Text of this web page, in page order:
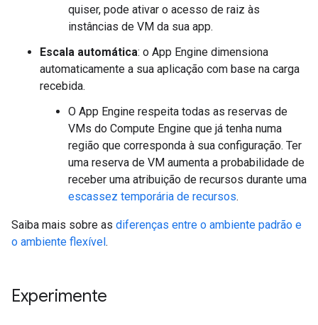
quiser, pode ativar o acesso de raiz às
instâncias de VM da sua app.
Escala automática: o App Engine dimensiona
automaticamente a sua aplicação com base na carga
recebida.
O App Engine respeita todas as reservas de
VMs do Compute Engine que já tenha numa
região que corresponda à sua configuração. Ter
uma reserva de VM aumenta a probabilidade de
receber uma atribuição de recursos durante uma
escassez temporária de recursos.
Saiba mais sobre as diferenças entre o ambiente padrão e
o ambiente flexível.
Experimente